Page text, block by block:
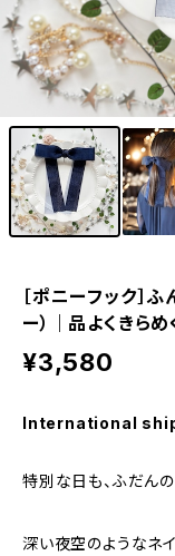
［ポニーフック］
ー）｜品よくきら
¥3,580
International
特別な日も、ふだんの
深い夜空のようなネ